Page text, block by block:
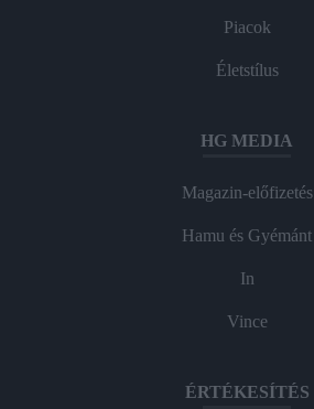
Piacok
Életstílus
HG MEDIA
Magazin-előfizetés
Hamu és Gyémánt
In
Vince
ÉRTÉKESÍTÉS